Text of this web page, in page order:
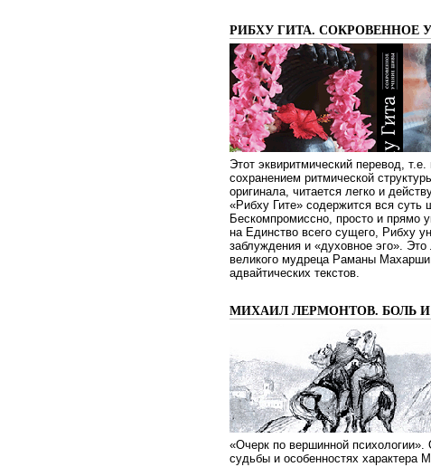
РИБХУ ГИТА. СОКРОВЕННОЕ
Этот эквиритмический перевод, т.е.
сохранением ритмической
оригинала, читается легко и
«Рибху Гите» содержится вся суть
Бескомпромиссно, просто и прямо
на Единство всего сущего, Рибху
заблуждения и «духовное эго».
великого мудреца Раманы
адвайтических текстов.
МИХАИЛ ЛЕРМОНТОВ. БОЛЬ И
«Очерк по вершинной психологии».
судьбы и особенностях характера